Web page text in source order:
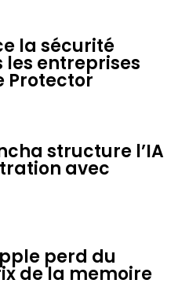
la sécurité
les entreprises
Protector
structure l’IA
avec
perd du
de la memoire